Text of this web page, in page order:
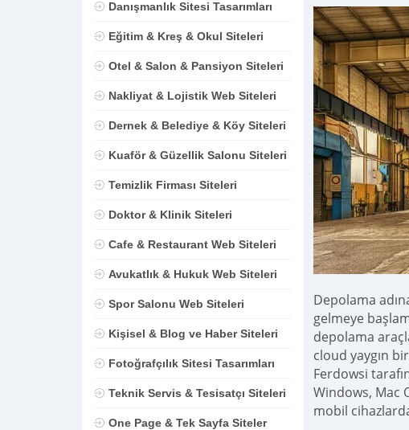
Danışmanlık Sitesi Tasarımları
Eğitim & Kreş & Okul Siteleri
Otel & Salon & Pansiyon Siteleri
Nakliyat & Lojistik Web Siteleri
Dernek & Belediye & Köy Siteleri
Kuaför & Güzellik Salonu Siteleri
Temizlik Firması Siteleri
Doktor & Klinik Siteleri
Cafe & Restaurant Web Siteleri
Avukatlık & Hukuk Web Siteleri
Spor Salonu Web Siteleri
Kişisel & Blog ve Haber Siteleri
Fotoğrafçılık Sitesi Tasarımları
Teknik Servis & Tesisatçı Siteleri
One Page & Tek Sayfa Siteler
Depolama
gelmeye
depolama
cloud yaygın
Ferdowsi
Windows, Mac
mobil